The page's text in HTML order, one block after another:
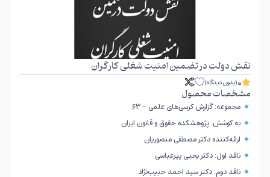
نقش دولت در تضمین امنیت شغلی کارگران
0(بدون دیدگاه)
مشخصات محصول
مجموعه: گزارش کرسی‌های علمی – ۶۳
به کوشش: پژوهشکده حقوق و قانون ایران
ارائه‌کننده دکتر مصطفی منصوریان
ناقد اول: دکتر یحیی پیرعباسی
ناقد دوم: دکتر سید احمد حبیب‌نژاد